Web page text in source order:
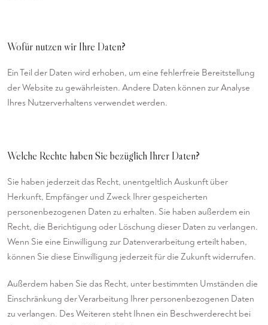
Wofür nutzen wir Ihre Daten?
Ein Teil der Daten wird erhoben, um eine fehlerfreie Bereitstellung
der Website zu gewährleisten. Andere Daten können zur Analyse
Ihres Nutzerverhaltens verwendet werden.
Welche Rechte haben Sie bezüglich Ihrer Daten?
Sie haben jederzeit das Recht, unentgeltlich Auskunft über
Herkunft, Empfänger und Zweck Ihrer gespeicherten
personenbezogenen Daten zu erhalten. Sie haben außerdem ein
Recht, die Berichtigung oder Löschung dieser Daten zu verlangen.
Wenn Sie eine Einwilligung zur Datenverarbeitung erteilt haben,
können Sie diese Einwilligung jederzeit für die Zukunft widerrufen.
Außerdem haben Sie das Recht, unter bestimmten Umständen die
Einschränkung der Verarbeitung Ihrer personenbezogenen Daten
zu verlangen. Des Weiteren steht Ihnen ein Beschwerderecht bei